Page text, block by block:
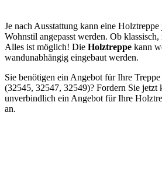
Je nach Ausstattung kann eine
Wohnstil angepasst werden. Ob
Alles ist möglich! Die Holztreppe kann
wandunabhängig eingebaut werden.
Sie benötigen ein Angebot für Ihre
(32545, 32547, 32549)? Fordern Sie jetzt
unverbindlich ein Angebot für Ihre
an.